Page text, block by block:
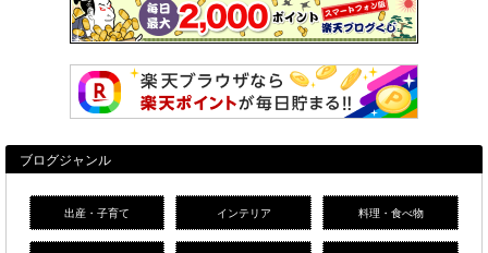
ブログジャンル
出産・子育て インテリア 料理・食べ物